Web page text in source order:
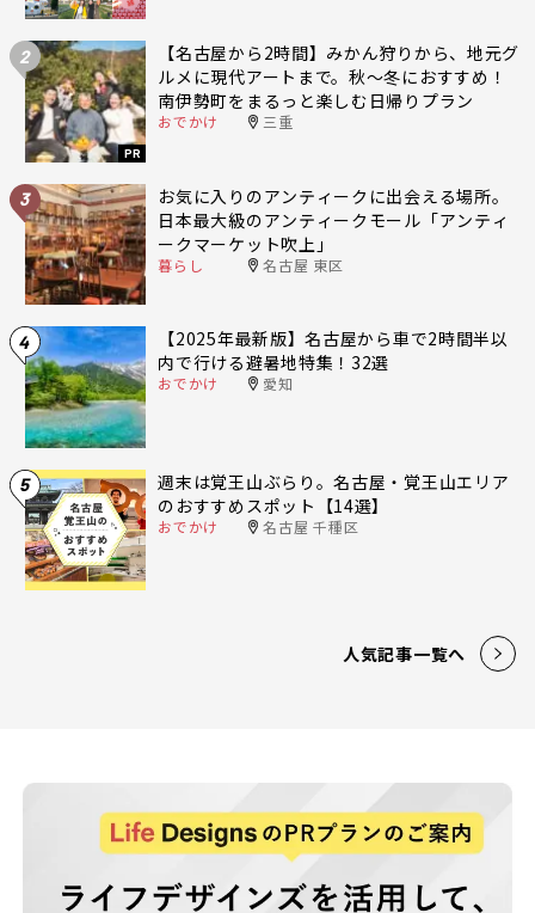
2
PR
【名古屋から2時間】みかん狩りから、地元グ
ルメに現代アートまで。秋〜冬におすすめ！
南伊勢町をまるっと楽しむ日帰りプラン
おでかけ 三重
3
お気に入りのアンティークに出会える場所。
日本最大級のアンティークモール「アンティ
ークマーケット吹上」
暮らし 名古屋 東区
4
【2025年最新版】名古屋から車で2時間半以
内で行ける避暑地特集！32選
おでかけ 愛知
5
週末は覚王山ぶらり。名古屋・覚王山エリア
のおすすめスポット【14選】
おでかけ 名古屋 千種区
人気記事一覧へ